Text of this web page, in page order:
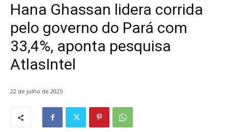
Hana Ghassan lidera corrida
pelo governo do Pará com
33,4%, aponta pesquisa
AtlasIntel
22 de julho de 2025